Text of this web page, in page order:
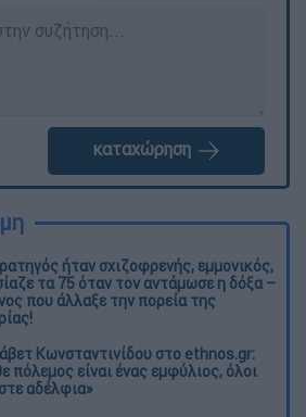
καταχώρηση
ήταν σχιζοφρενής, εμμονικός,
τα 75 όταν τον αντάμωσε η δόξα –
που άλλαξε την πορεία της
Κωνσταντινίδου στο ethnos.gr:
πόλεμος είναι ένας εμφύλιος, όλοι
αδέλφια»